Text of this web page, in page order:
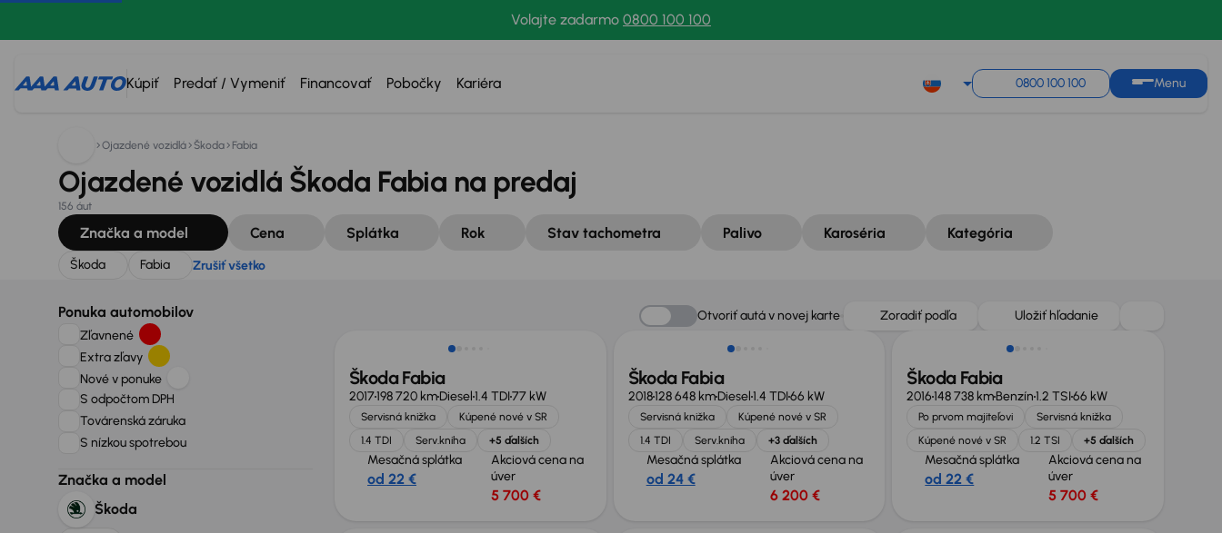
Volajte zadarmo 0800 100 100
Kúpiť Predať / Vymeniť Financovať Pobočky Kariéra 0800 100 100 Menu
Hľadáte: Zrušiť všetko
Ojazdené vozidlá Škoda Fabia
Ojazdené vozidlá Škoda Fabia na predaj
156 áut
Značka a model Cena Splátka Rok Stav tachometra Palivo Karoséria Kategória
Škoda Fabia Zrušiť všetko
Ponuka automobilov
Zľavnené
Extra zľavy
Nové v ponuke
S odpočtom DPH
Továrenská záruka
S nízkou spotrebou
Značka a model
Škoda
Otvoriť autá v novej karte Zoradiť podľa Uložiť hľadanie
Škoda Fabia
2017198 720 kmDiesel1.4 TDI77 kW
Servisná knižka
Kúpené nové v SR
1.4 TDI
Serv.kniha +5 ďalších
Mesačná splátka
od 22 €
Akciová cena na
úver
5 700 €
Nové v ponuke
Škoda Fabia
2018128 648 kmDiesel1.4 TDI66 kW
Servisná knižka
Kúpené nové v SR
1.4 TDI
Serv.kniha +3 ďalších
Mesačná splátka
od 24 €
Akciová cena na
úver
6 200 €
Zlacnené o 500 €
Škoda Fabia
2016148 738 kmBenzín1.2 TSI66 kW
Po prvom majiteľovi
Servisná knižka
Kúpené nové v SR
1.2 TSI +5 ďalších
Mesačná splátka
od 22 €
Akciová cena na
úver
5 700 €